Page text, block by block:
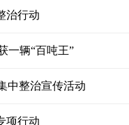
治行动
一辆“百吨王”
中整治宣传活动
项行动